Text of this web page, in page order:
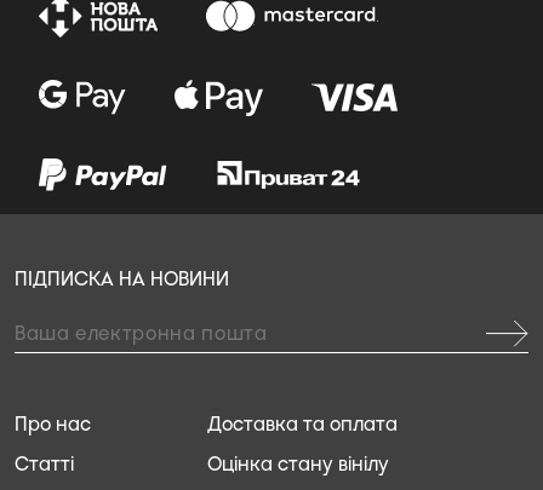
Доставка та оплата
Оцінка стану вінілу
Про нас
Статті
ПІДПИСКА НА НОВИНИ